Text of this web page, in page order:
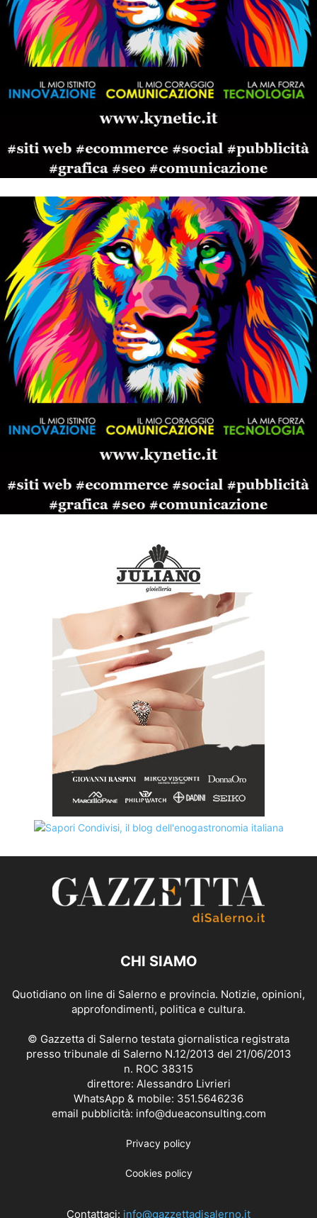
CHI SIAMO
Quotidiano on line di Salerno e provincia. Notizie, opinioni,
approfondimenti, politica e cultura.
© Gazzetta di Salerno testata giornalistica registrata
presso tribunale di Salerno N.12/2013 del 21/06/2013
n. ROC 38315
direttore: Alessandro Livrieri
WhatsApp & mobile: 351.5646236
email pubblicità: info@dueaconsulting.com
Privacy policy
Cookies policy
Contattaci: info@gazzettadisalerno.it